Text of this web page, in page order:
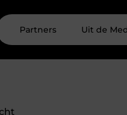
Partners Uit de